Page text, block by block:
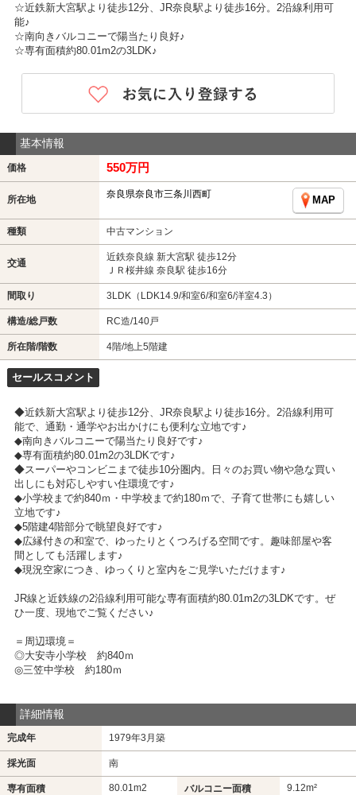
☆近鉄新大宮駅より徒歩12分、JR奈良駅より徒歩16分。2沿線利用可
能♪
☆南向きバルコニーで陽当たり良好♪
☆専有面積約80.01m2の3LDK♪
基本情報
価格 550万円
所在地 奈良県奈良市三条川西町
MAP
種類 中古マンション
交通
近鉄奈良線 新大宮駅 徒歩12分
ＪＲ桜井線 奈良駅 徒歩16分
間取り 3LDK（LDK14.9/和室6/和室6/洋室4.3）
構造/総戸数 RC造/140戸
所在階/階数 4階/地上5階建
セールスコメント
◆近鉄新大宮駅より徒歩12分、JR奈良駅より徒歩16分。2沿線利用可
能で、通勤・通学やお出かけにも便利な立地です♪
◆南向きバルコニーで陽当たり良好です♪
◆専有面積約80.01m2の3LDKです♪
◆スーパーやコンビニまで徒歩10分圏内。日々のお買い物や急な買い
出しにも対応しやすい住環境です♪
◆小学校まで約840ｍ・中学校まで約180ｍで、子育て世帯にも嬉しい
立地です♪
◆5階建4階部分で眺望良好です♪
◆広縁付きの和室で、ゆったりとくつろげる空間です。趣味部屋や客
間としても活躍します♪
◆現況空家につき、ゆっくりと室内をご見学いただけます♪
JR線と近鉄線の2沿線利用可能な専有面積約80.01m2の3LDKです。ぜ
ひ一度、現地でご覧ください♪
＝周辺環境＝
◎大安寺小学校 約840ｍ
◎三笠中学校 約180ｍ
詳細情報
完成年 1979年3月築
採光面 南
専有面積 80.01m2 バルコニー面積 9.12m²